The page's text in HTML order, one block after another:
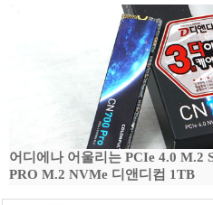
어디에나 어울리는 PCIe 4.0 M.2
PRO M.2 NVMe 디앤디컴 1TB